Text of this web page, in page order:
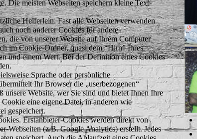
Die meisten Webseiten speichern kleine Text-
Helferlein. Fast alle Webseiten verwenden
noch anderer Cookies für andere
die von unserer Website auf Ihrem Computer
im Cookie-Ordner, quasi dem “Hirn” Ihres
und einem Wert. Bei der Definition eines Cookies
Sprache oder persönliche
Ihr Browser die „userbezogenen“
Website, wer Sie sind und bietet Ihnen Ihre
eine eigene Datei, in anderen wie
gespeichert.
Erstanbieter-Cookies werden direkt von
Webseiten (z.B. Google Analytics) erstellt. Jedes